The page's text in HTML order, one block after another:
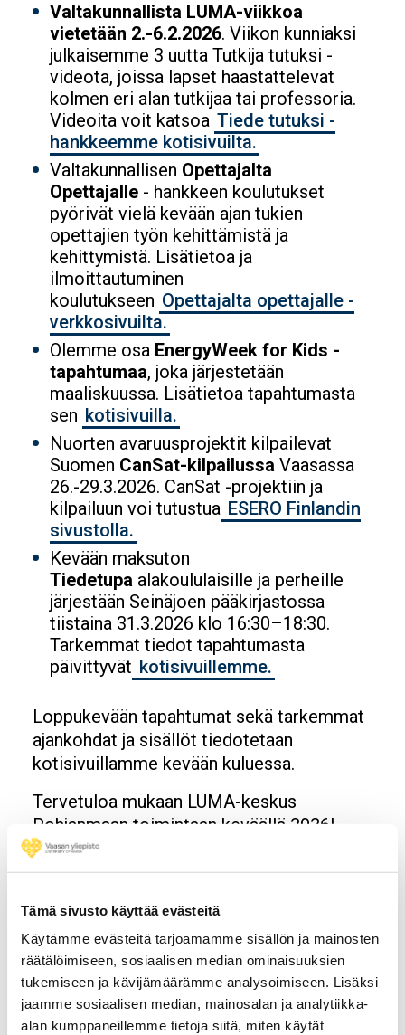
Tämä sivusto käyttää evästeitä
Käytämme evästeitä tarjoamamme sisällön ja mainosten
räätälöimiseen, sosiaalisen median ominaisuuksien
tukemiseen ja kävijämäärämme analysoimiseen. Lisäksi
jaamme sosiaalisen median, mainosalan ja analytiikka-
alan kumppaneillemme tietoja siitä, miten käytät
Valtakunnallista LUMA-viikkoa
vietetään 2.-6.2.2026. Viikon kunniaksi
julkaisemme 3 uutta Tutkija tutuksi -
videota, joissa lapset haastattelevat
kolmen eri alan tutkijaa tai professoria.
Videoita voit katsoa Tiede tutuksi -
hankkeemme kotisivuilta.
Valtakunnallisen Opettajalta
Opettajalle - hankkeen koulutukset
pyörivät vielä kevään ajan tukien
opettajien työn kehittämistä ja
kehittymistä. Lisätietoa ja
ilmoittautuminen
koulutukseen Opettajalta opettajalle -
verkkosivuilta.
Olemme osa EnergyWeek for Kids -
tapahtumaa, joka järjestetään
maaliskuussa. Lisätietoa tapahtumasta
sen kotisivuilla.
Nuorten avaruusprojektit kilpailevat
Suomen CanSat-kilpailussa Vaasassa
26.-29.3.2026. CanSat -projektiin ja
kilpailuun voi tutustua ESERO Finlandin
sivustolla.
Kevään maksuton
Tiedetupa alakoululaisille ja perheille
järjestään Seinäjoen pääkirjastossa
tiistaina 31.3.2026 klo 16:30–18:30.
Tarkemmat tiedot tapahtumasta
päivittyvät kotisivuillemme.
Loppukevään tapahtumat sekä tarkemmat
ajankohdat ja sisällöt tiedotetaan
kotisivuillamme kevään kuluessa.
Tervetuloa mukaan LUMA-keskus
Pohjanmaan toimintaan keväällä 2026!
Tilaa Vaasan yliopiston